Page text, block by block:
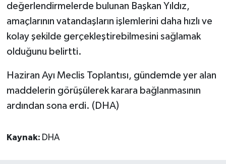
değerlendirmelerde bulunan Başkan Yıldız,
amaçlarının vatandaşların işlemlerini daha hızlı ve
kolay şekilde gerçekleştirebilmesini sağlamak
olduğunu belirtti.
Haziran Ayı Meclis Toplantısı, gündemde yer alan
maddelerin görüşülerek karara bağlanmasının
ardından sona erdi. (DHA)
Kaynak: DHA